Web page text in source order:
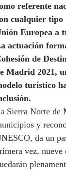
referente
cualquier tipo
Europea a
actuación
de
Madrid 2021,
turístico
Sierra Norte de
y
da un
vez, nueve